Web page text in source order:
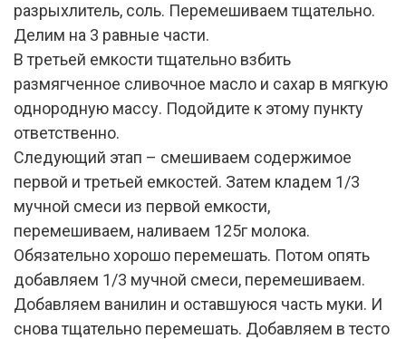
разрыхлитель, соль. Перемешиваем тщательно.
Делим на 3 равные части.
В третьей емкости тщательно взбить
размягченное сливочное масло и сахар в мягкую
однородную массу. Подойдите к этому пункту
ответственно.
Следующий этап – смешиваем содержимое
первой и третьей емкостей. Затем кладем 1/3
мучной смеси из первой емкости,
перемешиваем, наливаем 125г молока.
Обязательно хорошо перемешать. Потом опять
добавляем 1/3 мучной смеси, перемешиваем.
Добавляем ванилин и оставшуюся часть муки. И
снова тщательно перемешать. Добавляем в тесто